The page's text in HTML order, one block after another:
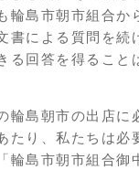
輪島市朝市組合か
書による質問を続
る回答を得ること
輪島朝市の出店に
たり、私たちは必
輪島市朝市組合御